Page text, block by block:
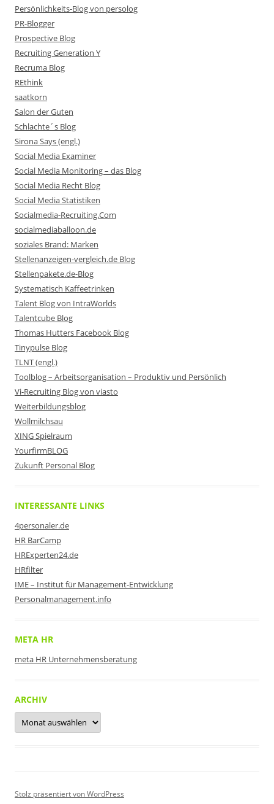
Persönlichkeits-Blog von persolog
PR-Blogger
Prospective Blog
Recruiting Generation Y
Recruma Blog
REthink
saatkorn
Salon der Guten
Schlachte´s Blog
Sirona Says (engl.)
Social Media Examiner
Social Media Monitoring – das Blog
Social Media Recht Blog
Social Media Statistiken
Socialmedia-Recruiting.Com
socialmediaballoon.de
soziales Brand: Marken
Stellenanzeigen-vergleich.de Blog
Stellenpakete.de-Blog
Systematisch Kaffeetrinken
Talent Blog von IntraWorlds
Talentcube Blog
Thomas Hutters Facebook Blog
Tinypulse Blog
TLNT (engl.)
Toolblog – Arbeitsorganisation – Produktiv und Persönlich
Vi-Recruiting Blog von viasto
Weiterbildungsblog
Wollmilchsau
XING Spielraum
YourfirmBLOG
Zukunft Personal Blog
INTERESSANTE LINKS
4personaler.de
HR BarCamp
HRExperten24.de
HRfilter
IME – Institut für Management-Entwicklung
Personalmanagement.info
META HR
meta HR Unternehmensberatung
ARCHIV
Archiv
Stolz präsentiert von WordPress